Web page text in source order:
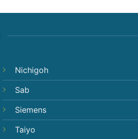
Nichigoh
Sab
Siemens
Taiyo